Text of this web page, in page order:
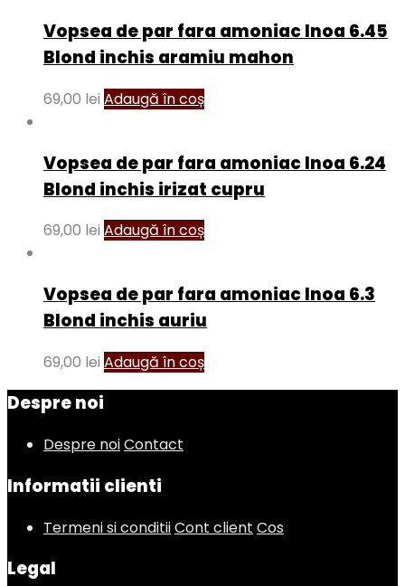
Vopsea de par fara amoniac Inoa 6.45
Blond inchis aramiu mahon
69,00 lei Adaugă în coș
Vopsea de par fara amoniac Inoa 6.24
Blond inchis irizat cupru
69,00 lei Adaugă în coș
Vopsea de par fara amoniac Inoa 6.3
Blond inchis auriu
69,00 lei Adaugă în coș
Despre noi
Despre noiContact
Informatii clienti
Termeni si conditiiCont client Cos
Legal